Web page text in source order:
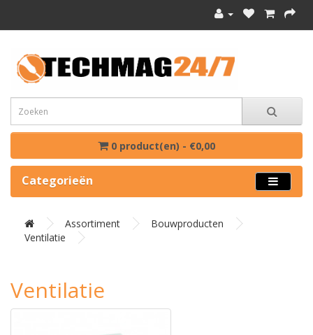
0 product(en) - €0,00
Categorieën
Assortiment
Bouwproducten
Ventilatie
Ventilatie